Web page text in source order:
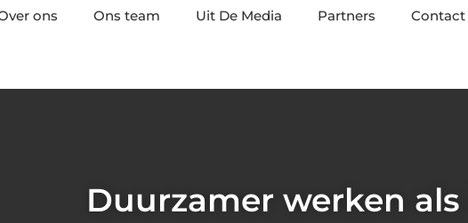
ons Ons team Uit De Media Partners Contact
Duurzamer werken